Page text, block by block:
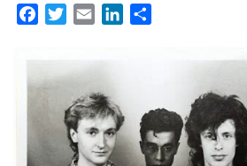
FacebookTwitterEmail LinkedIn